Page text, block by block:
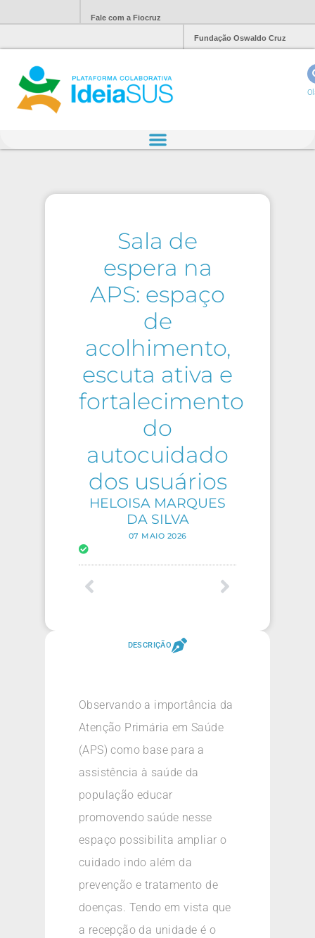
Fale com a Fiocruz
Fundação Oswaldo Cruz
Sala de
espera na
APS: espaço
de
acolhimento,
escuta ativa e
fortalecimento
do
autocuidado
dos usuários
HELOISA MARQUES
DA SILVA
07 MAIO 2026
DESCRIÇÃO
Observando a importância da
Atenção Primária em Saúde
(APS) como base para a
assistência à saúde da
população educar
promovendo saúde nesse
espaço possibilita ampliar o
cuidado indo além da
prevenção e tratamento de
doenças. Tendo em vista que
a recepção da unidade é o